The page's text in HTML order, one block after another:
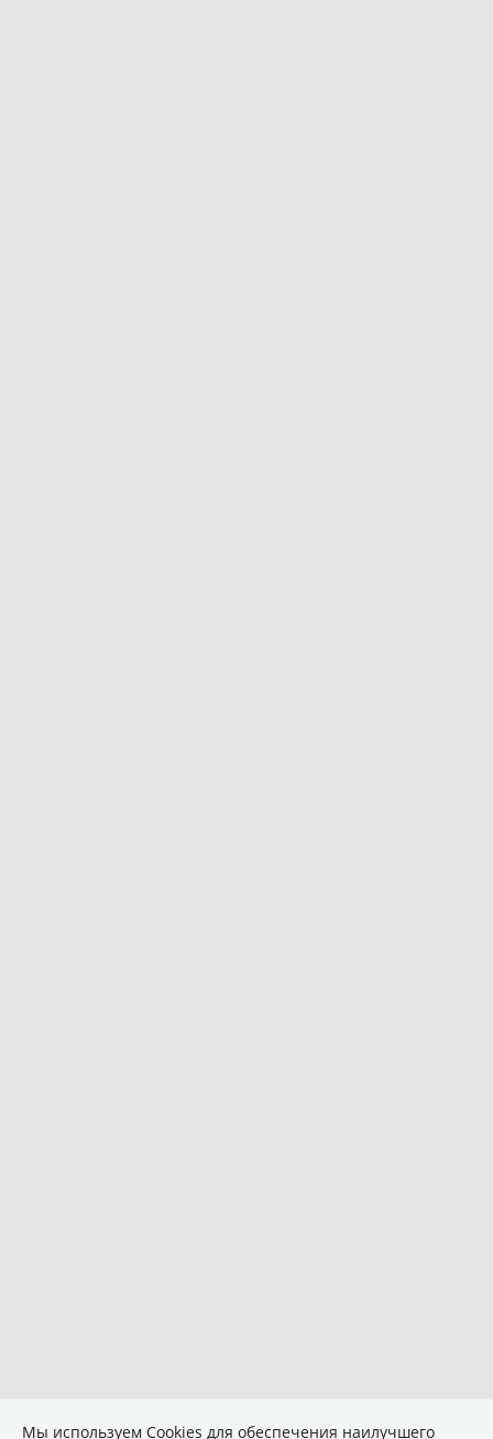
Мы используем Сookies для обеспечения наилучшего